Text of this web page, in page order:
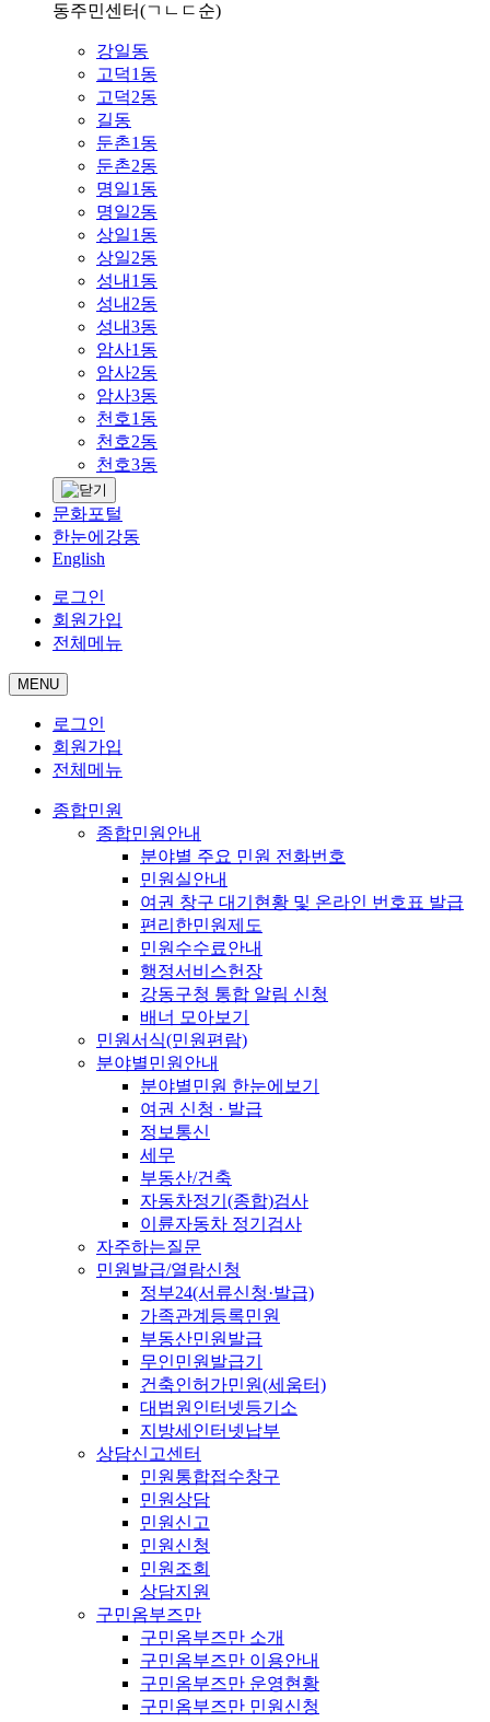
동주민센터(ㄱㄴㄷ순)
강일동
고덕1동
고덕2동
길동
둔촌1동
둔촌2동
명일1동
명일2동
상일1동
상일2동
성내1동
성내2동
성내3동
암사1동
암사2동
암사3동
천호1동
천호2동
천호3동
문화포털
한눈에강동
English
로그인
회원가입
전체메뉴
MENU
로그인
회원가입
전체메뉴
종합민원
종합민원안내
분야별 주요 민원 전화번호
민원실안내
여권 창구 대기현황 및 온라인 번호표 발급
편리한민원제도
민원수수료안내
행정서비스헌장
강동구청 통합 알림 신청
배너 모아보기
민원서식(민원편람)
분야별민원안내
분야별민원 한눈에보기
여권 신청 ∙ 발급
정보통신
세무
부동산/건축
자동차정기(종합)검사
이륜자동차 정기검사
자주하는질문
민원발급/열람신청
정부24(서류신청·발급)
가족관계등록민원
부동산민원발급
무인민원발급기
건축인허가민원(세움터)
대법원인터넷등기소
지방세인터넷납부
상담신고센터
민원통합접수창구
민원상담
민원신고
민원신청
민원조회
상담지원
구민옴부즈만
구민옴부즈만 소개
구민옴부즈만 이용안내
구민옴부즈만 운영현황
구민옴부즈만 민원신청